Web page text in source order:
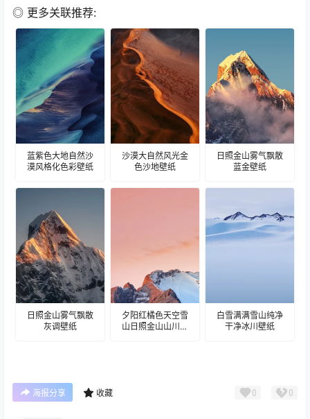
◎ 更多关联推荐:
蓝紫色大地自然沙
漠风格化色彩壁纸
沙漠大自然风光金
色沙地壁纸
日照金山雾气飘散
蓝金壁纸
日照金山雾气飘散
灰调壁纸
夕阳红橘色天空雪
山日照金山山川壁
白雪满满雪山纯净
干净冰川壁纸
海报分享 收藏 0 0